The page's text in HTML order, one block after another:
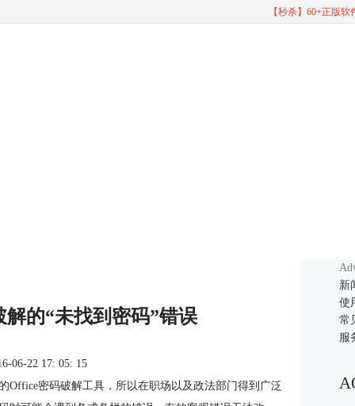
【秒杀】60+正版
的“未找到密码”错误
06-22 17: 05: 15
Office密码破解工具，所以在职场以及政法部门得到广泛
新
使
常
服